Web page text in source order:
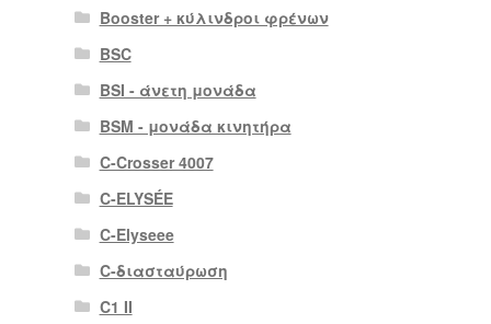
Booster + κύλινδροι φρένων
BSC
BSI - άνετη μονάδα
BSM - μονάδα κινητήρα
C-Crosser 4007
C-ELYSÉE
C-Elyseee
C-διασταύρωση
C1 II